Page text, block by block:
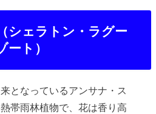
シェラトン・ラグー
ト）
となっているアンサナ・ス
帯雨林植物で、花は香り高